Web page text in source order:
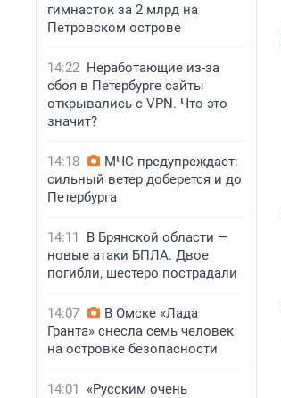
гимнасток за 2 млрд на
Петровском острове
14:22 Неработающие из-за
сбоя в Петербурге сайты
открывались с VPN. Что это
значит?
14:18
МЧС предупреждает:
сильный ветер доберется и до
Петербурга
14:11
В Брянской области —
новые атаки БПЛА. Двое
погибли, шестеро пострадали
14:07
В Омске «Лада
Гранта» снесла семь человек
на островке безопасности
14:01
«Русским очень